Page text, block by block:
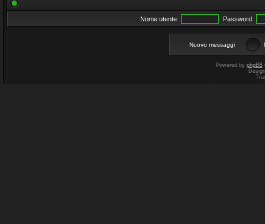
Nome utente: Password:
Nuovo messaggi
Powered by phpBB